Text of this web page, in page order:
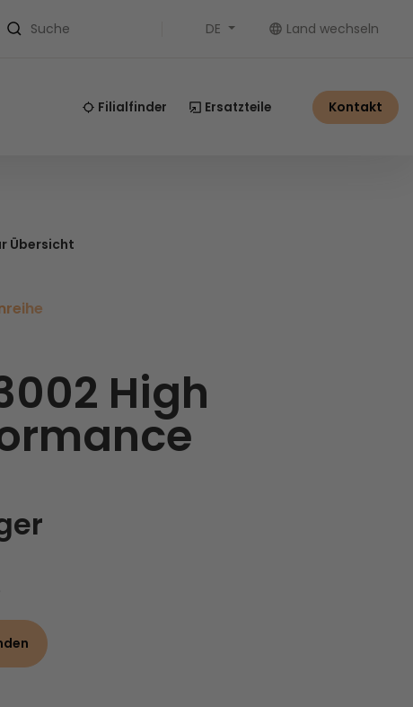
Suche DE Land wechseln
Filialfinder Ersatzteile Kontakt
Übersicht
High